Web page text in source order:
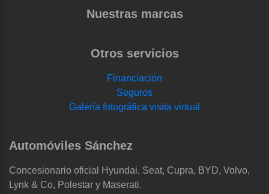
Nuestras marcas
Otros servicios
Financiación
Seguros
Galería fotográfica visita virtual
Automóviles Sánchez
Concesionario oficial Hyundai, Seat, Cupra, BYD, Volvo,
Lynk & Co, Polestar y Maserati.